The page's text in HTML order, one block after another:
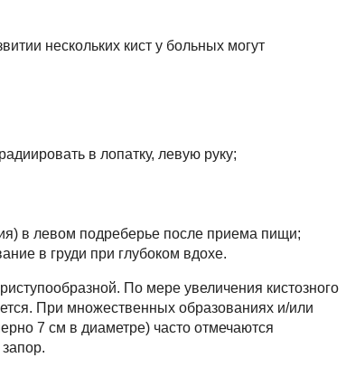
нескольких кист у больных могут
в лопатку, левую руку;
в левом подреберье после приема пищи;
в груди при глубоком вдохе.
По мере увеличения кистозного
При множественных образованиях и/или
7 см в диаметре) часто отмечаются